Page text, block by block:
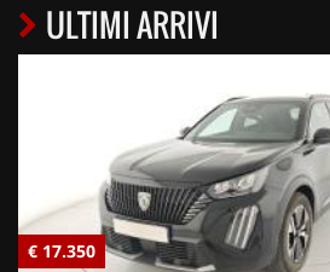
ULTIMI ARRIVI
€ 17.350